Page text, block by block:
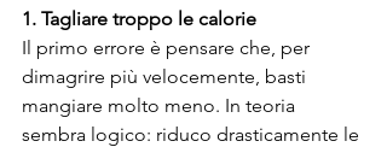
1. Tagliare troppo le calorie
Il primo errore è pensare che, per
dimagrire più velocemente, basti
mangiare molto meno. In teoria
sembra logico: riduco drasticamente le